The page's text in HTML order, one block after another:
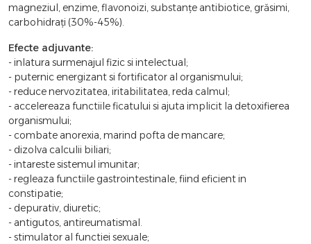
magneziul, enzime, flavonoizi, substanţe antibiotice, grăsimi,
carbohidraţi (30%-45%).
Efecte adjuvante:
- inlatura surmenajul fizic si intelectual;
- puternic energizant si fortificator al organismului;
- reduce nervozitatea, iritabilitatea, reda calmul;
- accelereaza functiile ficatului si ajuta implicit la detoxifierea
organismului;
- combate anorexia, marind pofta de mancare;
- dizolva calculii biliari;
- intareste sistemul imunitar;
- regleaza functiile gastrointestinale, fiind eficient in
constipatie;
- depurativ, diuretic;
- antigutos, antireumatismal.
- stimulator al functiei sexuale;